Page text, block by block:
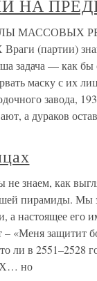
НА
МАССОВЫХ
(партии)
задача — как
маску с их
завода,
а дураков
знаем, как
пирамиды. Мы
а настоящее его
– «Меня
ли в 2551–2528
Х… но